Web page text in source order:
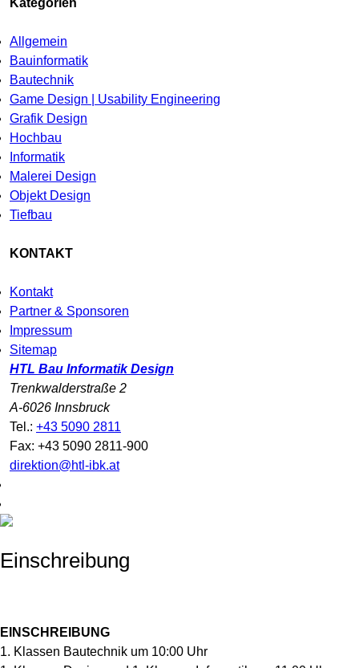
Kategorien
Allgemein
Bauinformatik
Bautechnik
Game Design | Usability Engineering
Grafik Design
Hochbau
Informatik
Malerei Design
Objekt Design
Tiefbau
KONTAKT
Kontakt
Partner & Sponsoren
Impressum
Sitemap
HTL Bau Informatik Design
Trenkwalderstraße 2
A-6026 Innsbruck
Tel.: +43 5090 2811
Fax: +43 5090 2811-900
direktion@htl-ibk.at
Einschreibung
EINSCHREIBUNG
1. Klassen Bautechnik um 10:00 Uhr